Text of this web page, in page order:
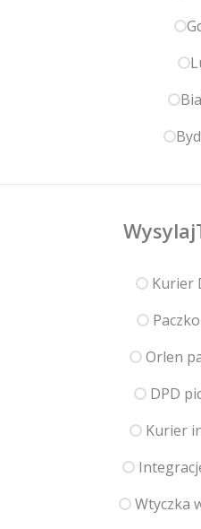
Kurier
Orlen
DPD
Kurier
Wtyczka